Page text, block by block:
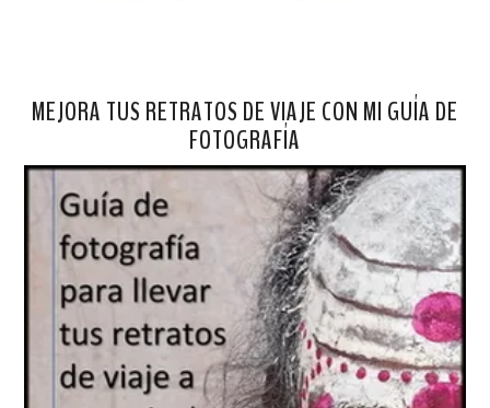
MEJORA TUS RETRATOS DE VIAJE CON MI GUÍA DE
FOTOGRAFÍA